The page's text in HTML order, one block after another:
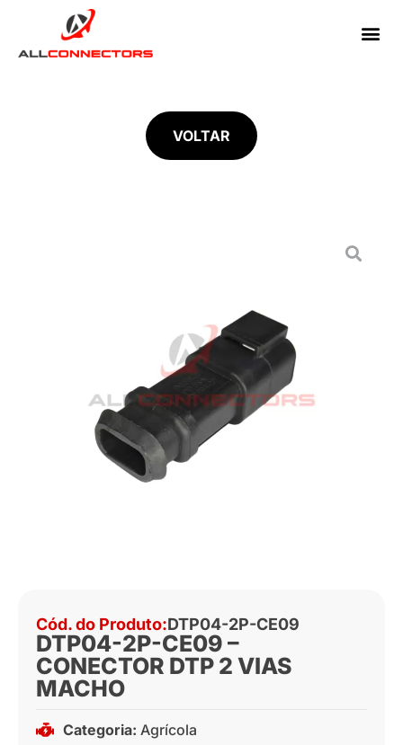
VOLTAR
Cód. do Produto:DTP04-2P-CE09
DTP04-2P-CE09 –
CONECTOR DTP 2 VIAS
MACHO
Categoria: Agrícola